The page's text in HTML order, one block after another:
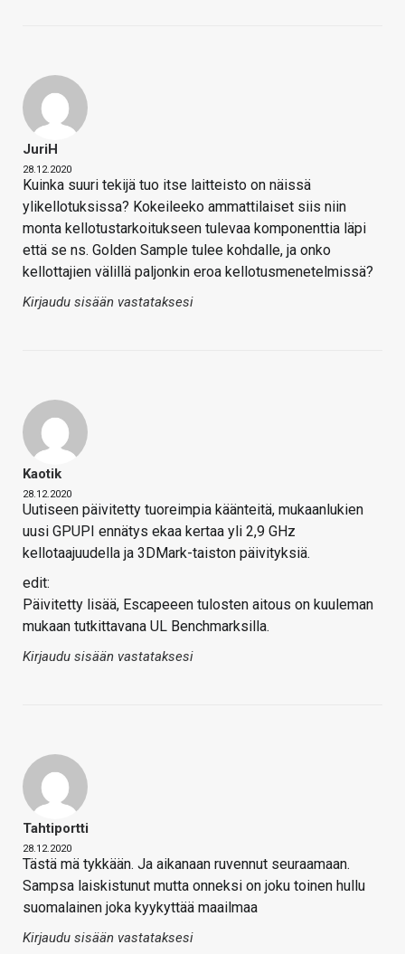
JuriH
28.12.2020
Kuinka suuri tekijä tuo itse laitteisto on näissä
ylikellotuksissa? Kokeileeko ammattilaiset siis niin
monta kellotustarkoitukseen tulevaa komponenttia läpi
että se ns. Golden Sample tulee kohdalle, ja onko
kellottajien välillä paljonkin eroa kellotusmenetelmissä?
Kirjaudu sisään vastataksesi
Kaotik
28.12.2020
Uutiseen päivitetty tuoreimpia käänteitä, mukaanlukien
uusi GPUPI ennätys ekaa kertaa yli 2,9 GHz
kellotaajuudella ja 3DMark-taiston päivityksiä.
edit:
Päivitetty lisää, Escapeeen tulosten aitous on kuuleman
mukaan tutkittavana UL Benchmarksilla.
Kirjaudu sisään vastataksesi
Tahtiportti
28.12.2020
Tästä mä tykkään. Ja aikanaan ruvennut seuraamaan.
Sampsa laiskistunut mutta onneksi on joku toinen hullu
suomalainen joka kyykyttää maailmaa
Kirjaudu sisään vastataksesi